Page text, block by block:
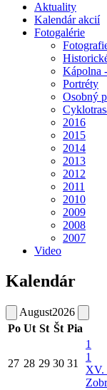
Aktuality
Kalendár akcií
Fotogalérie
Kápolna
Portréty
Osobný
2016
2015
2014
2013
2012
2011
2010
2009
2008
2007
Video
Kalendár
August2026
Po Ut St Št Pia
27 28 29 30 31
1
1
XV.